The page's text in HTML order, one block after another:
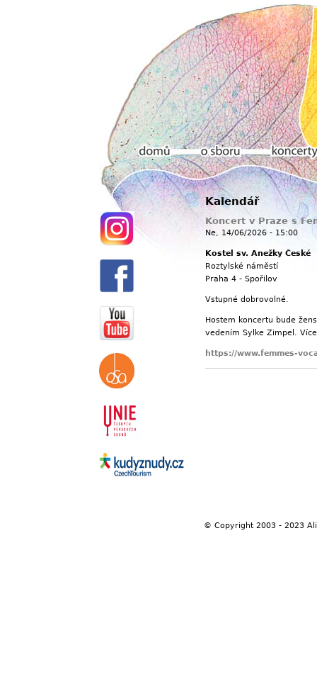
Kalendář
Koncert v Praze s
Ne, 14/06/2026 - 15:00
Kostel sv. Anežky České
Roztylské náměstí
Praha 4 - Spořilov
Vstupné dobrovolné.
Hostem koncertu bude
vedením Sylke Zimpel.
https://www.femmes-
Hlavní menu
Domů O sboru Koncerty
© Copyright 2003 - 2023